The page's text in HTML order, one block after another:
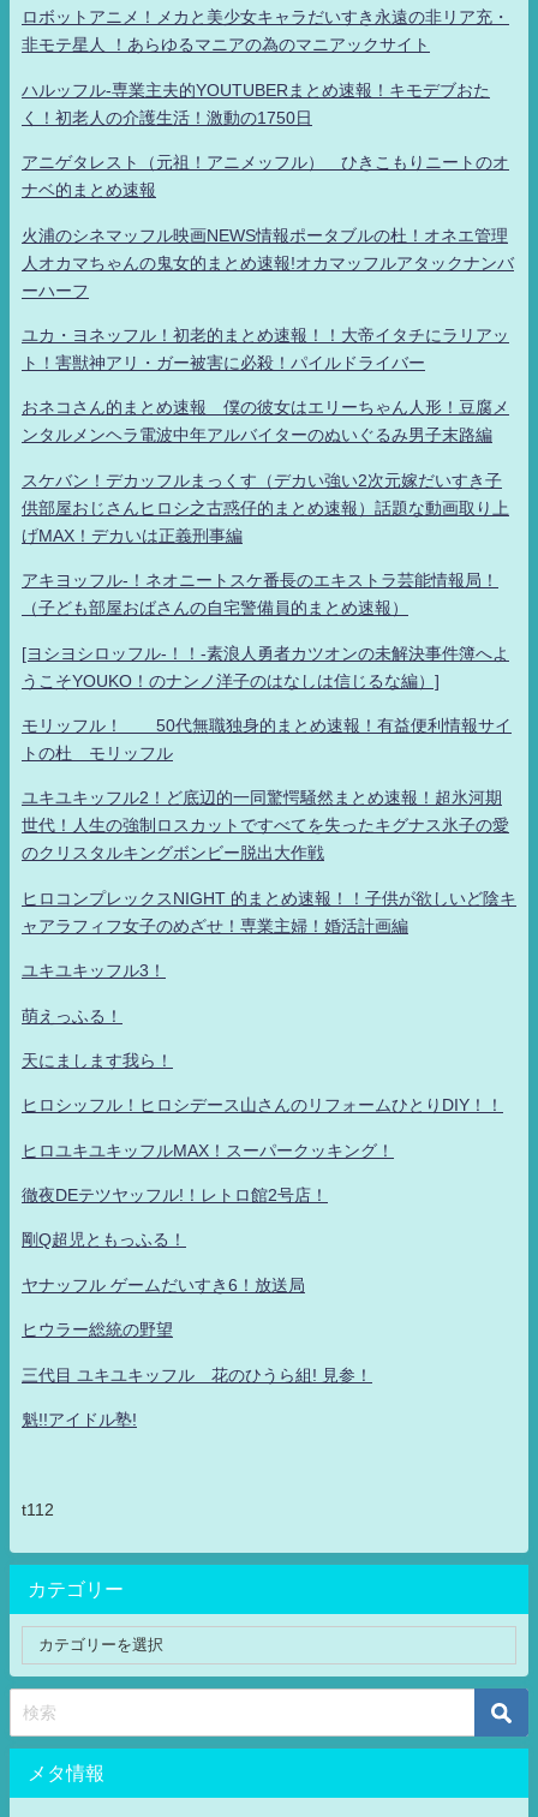
ロボットアニメ！メカと美少女キャラだいすき永遠の非リア充・
非モテ星人 ！あらゆるマニアの為のマニアックサイト
ハルッフル-専業主夫的YOUTUBERまとめ速報！キモデブおた
く！初老人の介護生活！激動の1750日
アニゲタレスト（元祖！アニメッフル） ひきこもりニートのオ
ナベ的まとめ速報
火浦のシネマッフル映画NEWS情報ポータブルの杜！オネエ管理
人オカマちゃんの鬼女的まとめ速報!オカマッフルアタックナンバ
ーハーフ
ユカ・ヨネッフル！初老的まとめ速報！！大帝イタチにラリアッ
ト！害獣神アリ・ガー被害に必殺！パイルドライバー
おネコさん的まとめ速報 僕の彼女はエリーちゃん人形！豆腐メ
ンタルメンヘラ電波中年アルバイターのぬいぐるみ男子末路編
スケバン！デカッフルまっくす（デカい強い2次元嫁だいすき子
供部屋おじさんヒロシ之古惑仔的まとめ速報）話題な動画取り上
げMAX！デカいは正義刑事編
アキヨッフル-！ネオニートスケ番長のエキストラ芸能情報局！
（子ども部屋おばさんの自宅警備員的まとめ速報）
[ヨシヨシロッフル-！！-素浪人勇者カツオンの未解決事件簿へよ
うこそYOUKO！のナンノ洋子のはなしは信じるな編）]
モリッフル！ 50代無職独身的まとめ速報！有益便利情報サイ
トの杜 モリッフル
ユキユキッフル2！ど底辺的一同驚愕騒然まとめ速報！超氷河期
世代！人生の強制ロスカットですべてを失ったキグナス氷子の愛
のクリスタルキングボンビー脱出大作戦
ヒロコンプレックスNIGHT 的まとめ速報！！子供が欲しいど陰キ
ャアラフィフ女子のめざせ！専業主婦！婚活計画編
ユキユキッフル3！
萌えっふる！
天にまします我ら！
ヒロシッフル！ヒロシデース山さんのリフォームひとりDIY！！
ヒロユキユキッフルMAX！スーパークッキング！
徹夜DEテツヤッフル!！レトロ館2号店！
剛Q超児ともっふる！
ヤナッフル ゲームだいすき6！放送局
ヒウラー総統の野望
三代目 ユキユキッフル 花のひうら組! 見参！
魁!!アイドル塾!
t112
カテゴリー
メタ情報